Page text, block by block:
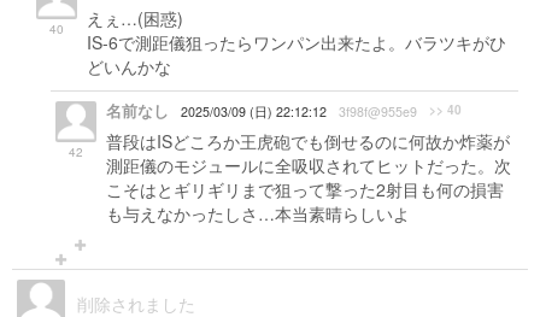
40
えぇ…(困惑)
IS-6で測距儀狙ったらワンパン出来たよ。バラツキがひ
どいんかな
42
名前なし 2025/03/09 (日) 22:12:12 3f98f@955e9 >> 40
普段はISどころか王虎砲でも倒せるのに何故か炸薬が
測距儀のモジュールに全吸収されてヒットだった。次
こそはとギリギリまで狙って撃った2射目も何の損害
も与えなかったしさ…本当素晴らしいよ
削除されました